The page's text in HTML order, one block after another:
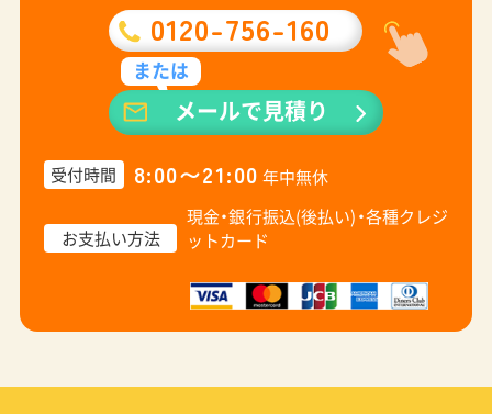
0120-756-160
または
メールで見積り
受付時間 8:00〜21:00 年中無休
お支払い方法
現金・銀行振込(後払い)・各種クレジ
ットカード